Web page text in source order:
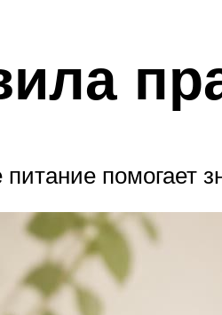
помогает